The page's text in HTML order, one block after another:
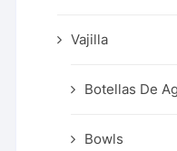
Vajilla
Botellas De
Bowls